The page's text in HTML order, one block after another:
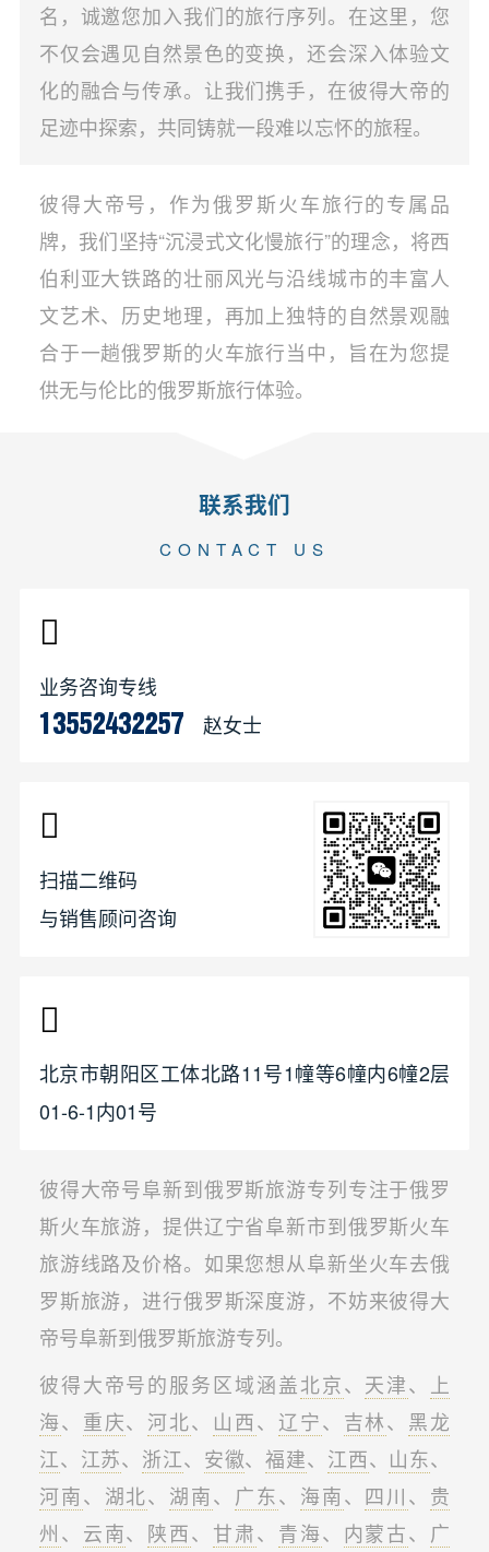
名，诚邀您加入我们的旅行序列。在这里，您
不仅会遇见自然景色的变换，还会深入体验文
化的融合与传承。让我们携手，在彼得大帝的
足迹中探索，共同铸就一段难以忘怀的旅程。
彼得大帝号，作为俄罗斯火车旅行的专属品
牌，我们坚持“沉浸式文化慢旅行”的理念，将西
伯利亚大铁路的壮丽风光与沿线城市的丰富人
文艺术、历史地理，再加上独特的自然景观融
合于一趟俄罗斯的火车旅行当中，旨在为您提
供无与伦比的俄罗斯旅行体验。
联系我们
CONTACT US
业务咨询专线
13552432257 赵女士
扫描二维码
与销售顾问咨询
北京市朝阳区工体北路11号1幢等6幢内6幢2层
01-6-1内01号
彼得大帝号阜新到俄罗斯旅游专列专注于俄罗
斯火车旅游，提供辽宁省阜新市到俄罗斯火车
旅游线路及价格。如果您想从阜新坐火车去俄
罗斯旅游，进行俄罗斯深度游，不妨来彼得大
帝号阜新到俄罗斯旅游专列。
彼得大帝号的服务区域涵盖北京、 天津、 上
海、 重庆、 河北、 山西、 辽宁、 吉林、 黑龙
江、 江苏、 浙江、 安徽、福建、 江西、 山东、
河南、 湖北、 湖南、 广东、 海南、 四川、 贵
州、 云南、 陕西、 甘肃、 青海、 内蒙古、 广